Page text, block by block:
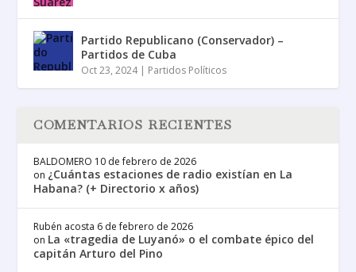
Partido Republicano (Conservador) –
Partidos de Cuba
Oct 23, 2024| Partidos Políticos
COMENTARIOS RECIENTES
BALDOMERO 10 de febrero de 2026
on ¿Cuántas estaciones de radio existían en La
Habana? (+ Directorio x años)
Rubén acosta 6 de febrero de 2026
on La «tragedia de Luyanó» o el combate épico del
capitán Arturo del Pino